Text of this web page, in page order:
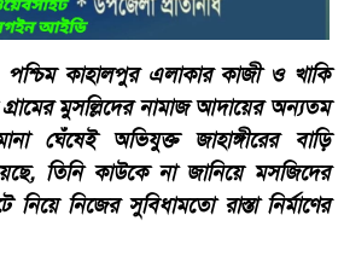
পশ্চিম কাহালপুর এলাকার কাজী ও খাকি
মুসল্লিদের নামাজ আদায়ের অন্যতম
ঘেঁষেই অভিযুক্ত জাহাঙ্গীরের বাড়ি
তিনি কাউকে না জানিয়ে মসজিদের
নিজের সুবিধামতো রাস্তা নির্মাণের